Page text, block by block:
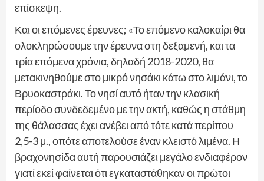
επίσκεψη.
Και οι επόμενες έρευνες; «Το επόμενο καλοκαίρι θα
ολοκληρώσουμε την έρευνα στη δεξαμενή, και τα
τρία επόμενα χρόνια, δηλαδή 2018-2020, θα
μετακινηθούμε στο μικρό νησάκι κάτω στο λιμάνι, το
Βρυοκαστράκι. Το νησί αυτό ήταν την κλασική
περίοδο συνδεδεμένο με την ακτή, καθώς η στάθμη
της θάλασσας έχει ανέβει από τότε κατά περίπου
2,5-3 μ., οπότε αποτελούσε έναν κλειστό λιμένα. Η
βραχονησίδα αυτή παρουσιάζει μεγάλο ενδιαφέρον
γιατί εκεί φαίνεται ότι εγκαταστάθηκαν οι πρώτοι